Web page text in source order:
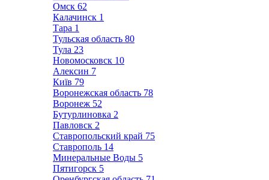
Омск 62
Калачинск 1
Тара 1
Тульская область 80
Тула 23
Новомосковск 10
Алексин 7
Київ 79
Воронежская область 78
Воронеж 52
Бутурлиновка 2
Павловск 2
Ставропольский край 75
Ставрополь 14
Минеральные Воды 5
Пятигорск 5